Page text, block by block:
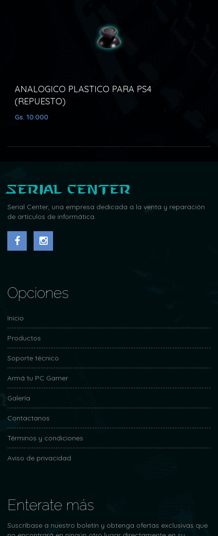
ANALOGICO PLASTICO PARA PS4
(REPUESTO)
Gs. 10.000
Serial Center
Serial Center, una empresa dedicada a la venta y reparación
de artículos de informática.
Opciones
Inicio
Productos
Soporte técnico
Armá tu PC Gamer
Galería
Contactanos
Términos y condiciones
Aviso de privacidad
Enterate más
Suscríbase a nuestro boletín y obtenga ofertas exclusivas que